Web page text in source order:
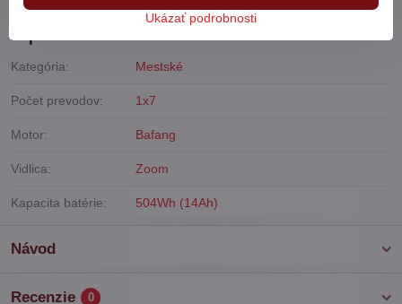
Doplnkové informácie
Kategória: Mestské
Počet prevodov: 1x7
Motor: Bafang
Vidlica: Zoom
Kapacita batérie: 504Wh (14Ah)
Návod
Recenzie 0
Ukázať podrobnosti